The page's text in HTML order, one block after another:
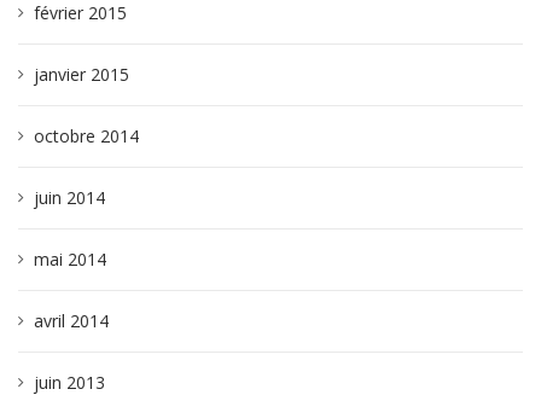
février 2015
janvier 2015
octobre 2014
juin 2014
mai 2014
avril 2014
juin 2013